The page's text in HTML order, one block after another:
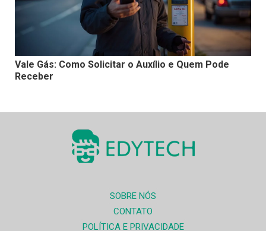
Vale Gás: Como Solicitar o Auxílio e Quem Pode
Receber
SOBRE NÓS
CONTATO
POLÍTICA E PRIVACIDADE